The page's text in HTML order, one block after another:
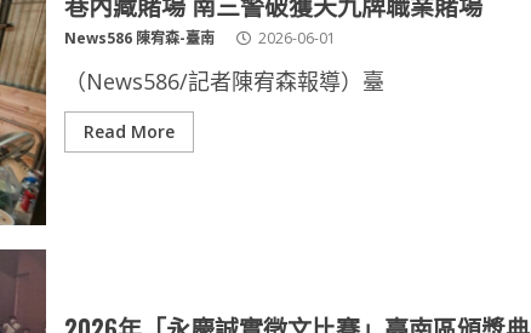
News586 陳宥森-臺南 2026-06-01
（News586/記者陳宥森報導）臺
Read More